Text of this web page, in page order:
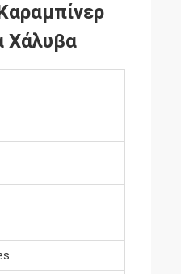
Χάλυβα